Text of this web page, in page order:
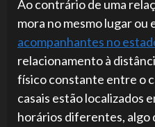
Ao contrário de uma
mora no mesmo lugar ou
acompanhantes no
relacionamento à
físico constante entre o
casais estão localizados
horários diferentes,